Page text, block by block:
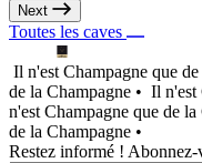
Next
Toutes les caves
Il n'est Champagne que
de la Champagne • Il n'est
n'est Champagne que de la
de la Champagne •
Restez informé !